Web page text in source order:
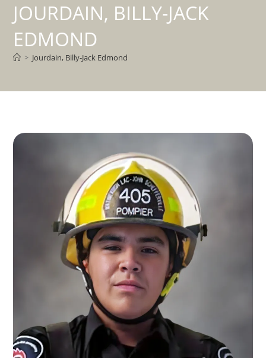
JOURDAIN, BILLY-JACK
EDMOND
> Jourdain, Billy-Jack Edmond